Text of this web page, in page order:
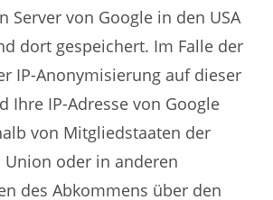
Server von Google in den USA
dort gespeichert. Im Falle der
IP-Anonymisierung auf dieser
Ihre IP-Adresse von Google
von Mitgliedstaaten der
Union oder in anderen
des Abkommens über den